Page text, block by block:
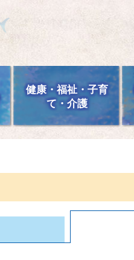
健康・福祉・子育
て・介護